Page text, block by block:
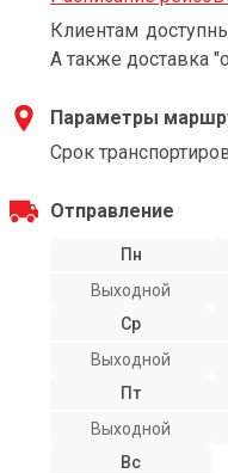
Клиентам
А также доставка
Параметры
Срок
Отправление
Пн
Выходной
Ср
Выходной
Пт
Выходной
Вс